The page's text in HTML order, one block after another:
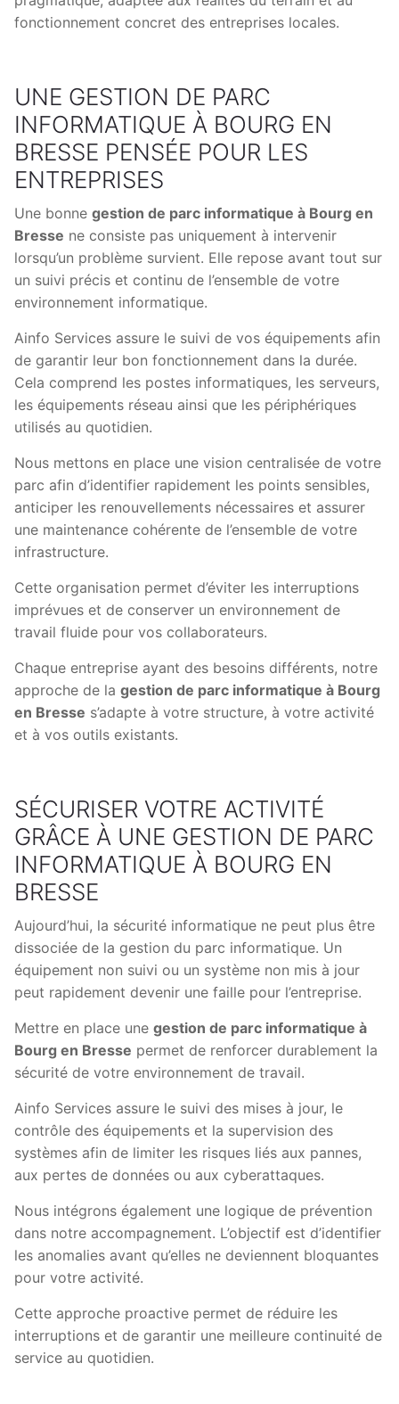
fonctionnement concret des entreprises locales.
UNE GESTION DE PARC
INFORMATIQUE À BOURG EN
BRESSE PENSÉE POUR LES
ENTREPRISES
Une bonne gestion de parc informatique à Bourg en
Bresse ne consiste pas uniquement à intervenir
lorsqu’un problème survient. Elle repose avant tout sur
un suivi précis et continu de l’ensemble de votre
environnement informatique.
Ainfo Services assure le suivi de vos équipements afin
de garantir leur bon fonctionnement dans la durée.
Cela comprend les postes informatiques, les serveurs,
les équipements réseau ainsi que les périphériques
utilisés au quotidien.
Nous mettons en place une vision centralisée de votre
parc afin d’identifier rapidement les points sensibles,
anticiper les renouvellements nécessaires et assurer
une maintenance cohérente de l’ensemble de votre
infrastructure.
Cette organisation permet d’éviter les interruptions
imprévues et de conserver un environnement de
travail fluide pour vos collaborateurs.
Chaque entreprise ayant des besoins différents, notre
approche de la gestion de parc informatique à Bourg
en Bresse s’adapte à votre structure, à votre activité
et à vos outils existants.
SÉCURISER VOTRE ACTIVITÉ
GRÂCE À UNE GESTION DE PARC
INFORMATIQUE À BOURG EN
BRESSE
Aujourd’hui, la sécurité informatique ne peut plus être
dissociée de la gestion du parc informatique. Un
équipement non suivi ou un système non mis à jour
peut rapidement devenir une faille pour l’entreprise.
Mettre en place une gestion de parc informatique à
Bourg en Bresse permet de renforcer durablement la
sécurité de votre environnement de travail.
Ainfo Services assure le suivi des mises à jour, le
contrôle des équipements et la supervision des
systèmes afin de limiter les risques liés aux pannes,
aux pertes de données ou aux cyberattaques.
Nous intégrons également une logique de prévention
dans notre accompagnement. L’objectif est d’identifier
les anomalies avant qu’elles ne deviennent bloquantes
pour votre activité.
Cette approche proactive permet de réduire les
interruptions et de garantir une meilleure continuité de
service au quotidien.